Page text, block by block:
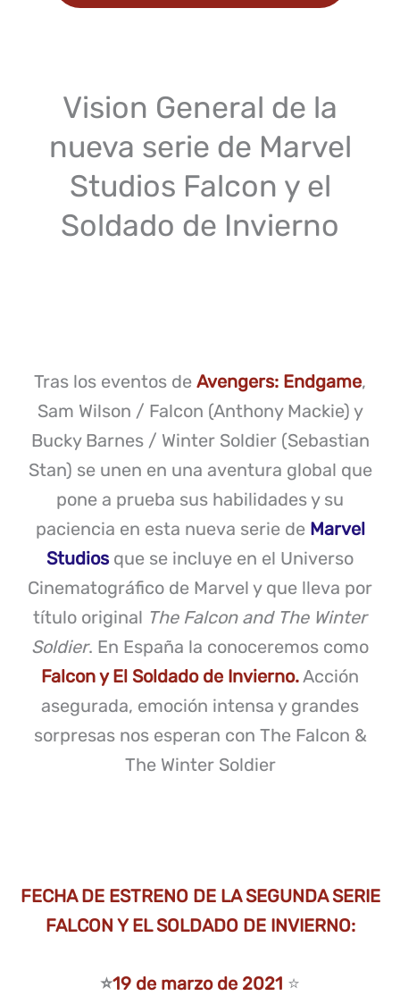
Vision General de la
nueva serie de Marvel
Studios Falcon y el
Soldado de Invierno
Tras los eventos de Avengers: Endgame,
Sam Wilson / Falcon (Anthony Mackie) y
Bucky Barnes / Winter Soldier (Sebastian
Stan) se unen en una aventura global que
pone a prueba sus habilidades y su
paciencia en esta nueva serie de Marvel
Studiosque se incluye en el Universo
Cinematográfico de Marvel y que lleva por
título original The Falcon and The Winter
Soldier. En España la conoceremos como
Falcon y El Soldado de Invierno.Acción
asegurada, emoción intensa y grandes
sorpresas nos esperan con The Falcon &
The Winter Soldier
FECHA DE ESTRENO DE LA SEGUNDA SERIE
FALCON Y EL SOLDADO DE INVIERNO:
⭐19 de marzo de 2021 ⭐